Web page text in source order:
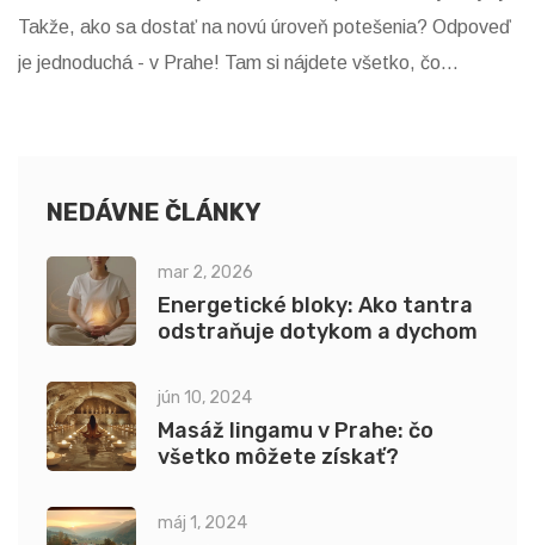
Takže, ako sa dostať na novú úroveň potešenia? Odpoveď
je jednoduchá - v Prahe! Tam si nájdete všetko, čo
naučíte novým trikom!
NEDÁVNE ČLÁNKY
mar 2, 2026
Energetické bloky: Ako tantra
odstraňuje dotykom a dychom
jún 10, 2024
Masáž lingamu v Prahe: čo
všetko môžete získať?
máj 1, 2024